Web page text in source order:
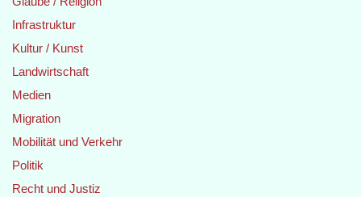
Infrastruktur
Kultur / Kunst
Landwirtschaft
Medien
Migration
Mobilität und Verkehr
Politik
Recht und Justiz